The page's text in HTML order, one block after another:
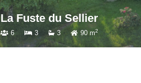
La Fuste du Suchelot
8 4 3 130 m